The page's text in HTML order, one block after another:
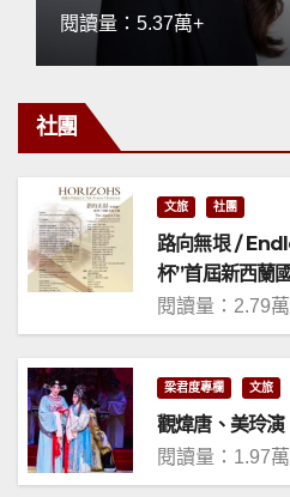
閱讀量：5.37萬+
社團
文旅 社團
路向無垠 /
杯”首屆新西蘭
閱讀量：2.79
梁君度專欄 文旅
觀煒唐、美玲
閱讀量：1.97